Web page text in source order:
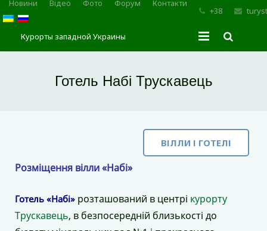
Новини Відео Фото Форум Контакти
+38
Курорты западной Украины
Карпати
Готель Набі Трускавець
ВІЛЛИ І ГОТЕЛІ
Розміщення вілли «Набі»
Готель «Набі» розташований в центрі курорту
Трускавець, в безпосередній близькості до